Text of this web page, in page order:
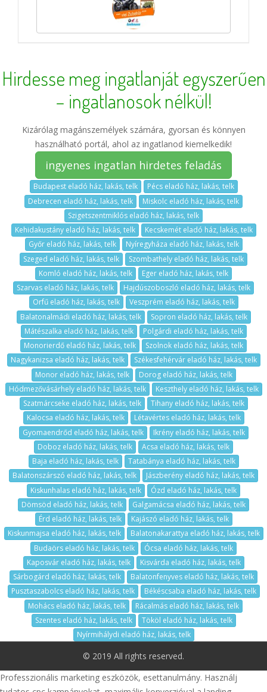
Hirdesse meg ingatlanját egyszerűen
– ingatlanosok nélkül!
Kizárólag magánszemélyek számára, gyorsan és könnyen
használható portál, ahol az ingatlanod kiemelkedik!
ingyenes ingatlan hirdetes feladás
Budapest eladó ház, lakás, telk
Pécs eladó ház, lakás, telk
Debrecen eladó ház, lakás, telk
Miskolc eladó ház, lakás, telk
Szigetszentmiklós eladó ház, lakás, telk
Kehidakustány eladó ház, lakás, telk
Kecskemét eladó ház, lakás, telk
Győr eladó ház, lakás, telk
Nyíregyháza eladó ház, lakás, telk
Szeged eladó ház, lakás, telk
Szombathely eladó ház, lakás, telk
Komló eladó ház, lakás, telk
Eger eladó ház, lakás, telk
Szarvas eladó ház, lakás, telk
Hajdúszoboszló eladó ház, lakás, telk
Orfű eladó ház, lakás, telk
Veszprém eladó ház, lakás, telk
Balatonalmádi eladó ház, lakás, telk
Sopron eladó ház, lakás, telk
Mátészalka eladó ház, lakás, telk
Polgárdi eladó ház, lakás, telk
Monorierdő eladó ház, lakás, telk
Szolnok eladó ház, lakás, telk
Nagykanizsa eladó ház, lakás, telk
Székesfehérvár eladó ház, lakás, telk
Monor eladó ház, lakás, telk
Dorog eladó ház, lakás, telk
Hódmezővásárhely eladó ház, lakás, telk
Keszthely eladó ház, lakás, telk
Szatmárcseke eladó ház, lakás, telk
Tihany eladó ház, lakás, telk
Kalocsa eladó ház, lakás, telk
Létavértes eladó ház, lakás, telk
Gyomaendrőd eladó ház, lakás, telk
Ikrény eladó ház, lakás, telk
Doboz eladó ház, lakás, telk
Acsa eladó ház, lakás, telk
Baja eladó ház, lakás, telk
Tatabánya eladó ház, lakás, telk
Balatonszárszó eladó ház, lakás, telk
Jászberény eladó ház, lakás, telk
Kiskunhalas eladó ház, lakás, telk
Ózd eladó ház, lakás, telk
Dömsöd eladó ház, lakás, telk
Galgamácsa eladó ház, lakás, telk
Érd eladó ház, lakás, telk
Kajászó eladó ház, lakás, telk
Kiskunmajsa eladó ház, lakás, telk
Balatonakarattya eladó ház, lakás, telk
Budaörs eladó ház, lakás, telk
Ócsa eladó ház, lakás, telk
Kaposvár eladó ház, lakás, telk
Kisvárda eladó ház, lakás, telk
Sárbogárd eladó ház, lakás, telk
Balatonfenyves eladó ház, lakás, telk
Pusztaszabolcs eladó ház, lakás, telk
Békéscsaba eladó ház, lakás, telk
Mohács eladó ház, lakás, telk
Rácalmás eladó ház, lakás, telk
Szentes eladó ház, lakás, telk
Tököl eladó ház, lakás, telk
Nyírmihálydi eladó ház, lakás, telk
© 2019 All rights reserved.
Professzionális marketing eszközök, esettanulmány. Használj